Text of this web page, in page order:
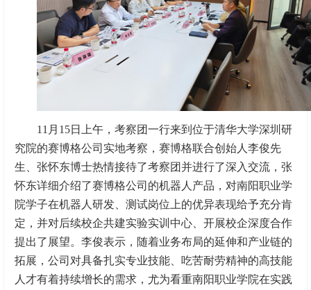
11月15日上午，考察团一行来到位于清华大学深圳研
究院的赛博格公司实地考察，赛博格联合创始人李俊先
生、张怀东博士热情接待了考察团并进行了深入交流，张
怀东详细介绍了赛博格公司的机器人产品，对南阳职业学
院学子在机器人研发、测试岗位上的优异表现给予充分肯
定，并对后续校企共建实验实训中心、开展校企深度合作
提出了展望。李俊表示，随着业务布局的延伸和产业链的
拓展，公司对具备扎实专业技能、吃苦耐劳精神的高技能
人才有着持续增长的需求，尤为看重南阳职业学院在实践